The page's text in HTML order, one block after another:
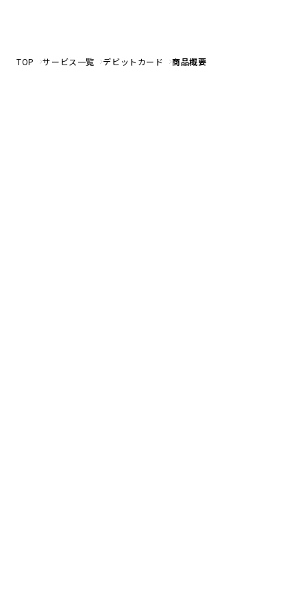
TOP サービス一覧 デビットカード 商品概要